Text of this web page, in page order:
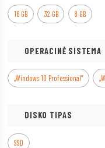
16 GB 32 GB 8 GB
OPERACINĖ SISTEMA
„Windows 10 Professional“
DISKO TIPAS
SSD